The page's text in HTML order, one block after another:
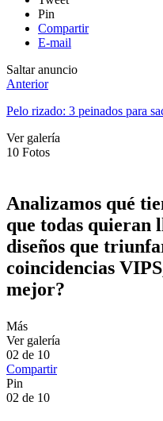
Pin
Compartir
E-mail
Saltar anuncio
Anterior
Pelo rizado: 3 peinados para
Ver galería
10 Fotos
Analizamos qué
que todas quieran
diseños que
coincidencias
mejor?
Más
Ver galería
02 de 10
Compartir
Pin
02 de 10